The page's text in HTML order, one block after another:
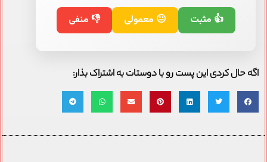
👍 مثبت 😐 معمولی 👎 منفی
اگه حال کردی این پست رو با دوستات به اشتراک بذار: